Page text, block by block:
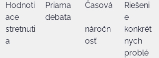
Hodnoti
ace
stretnuti
a
Priama
debata
Časová
náročn
osť
Riešeni
e
konkrét
nych
problé